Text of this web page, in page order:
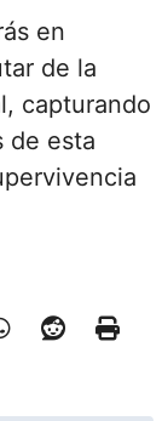
en
de la
capturando
de esta